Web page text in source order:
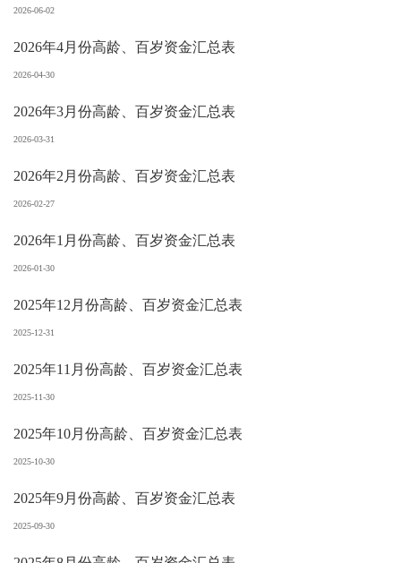
2026-06-02
2026年4月份高龄、百岁资金汇总表
2026-04-30
2026年3月份高龄、百岁资金汇总表
2026-03-31
2026年2月份高龄、百岁资金汇总表
2026-02-27
2026年1月份高龄、百岁资金汇总表
2026-01-30
2025年12月份高龄、百岁资金汇总表
2025-12-31
2025年11月份高龄、百岁资金汇总表
2025-11-30
2025年10月份高龄、百岁资金汇总表
2025-10-30
2025年9月份高龄、百岁资金汇总表
2025-09-30